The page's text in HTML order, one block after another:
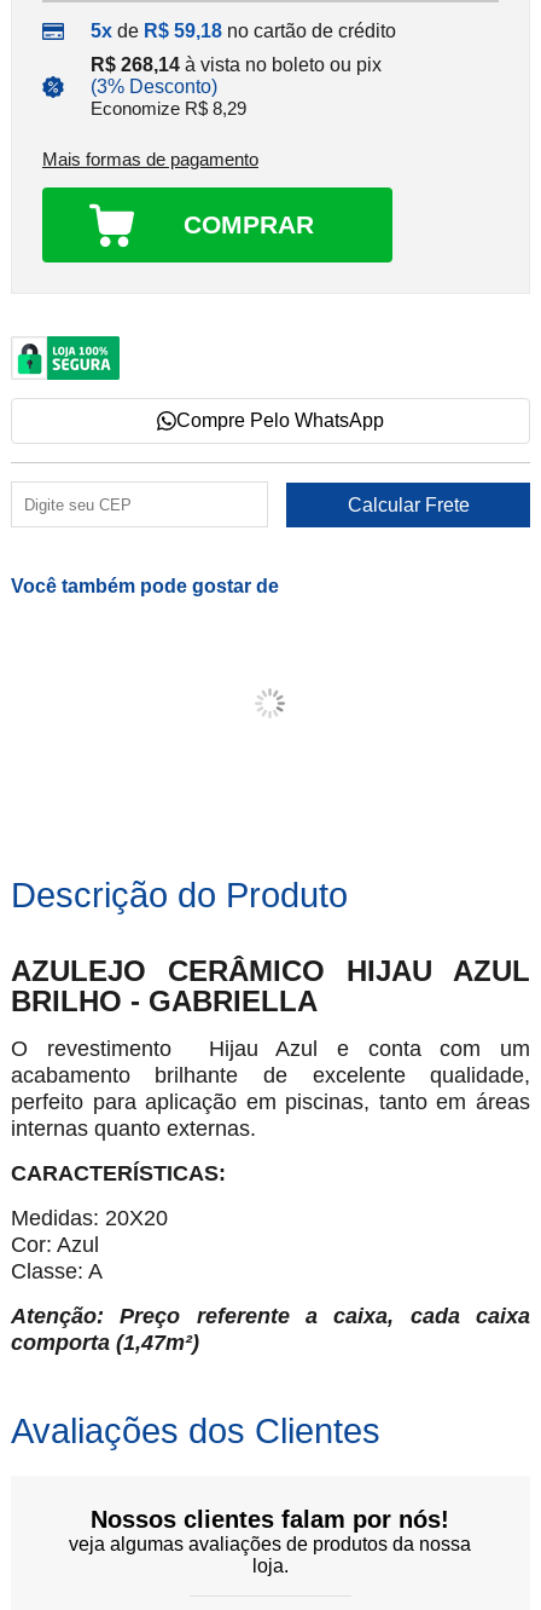
5xde R$ 59,18 no cartão de crédito
R$ 268,14 à vista no boleto ou pix
(3% Desconto)
Economize R$ 8,29
Mais formas de pagamento
COMPRAR
Compre Pelo WhatsApp
Você também pode gostar de
Descrição do Produto
AZULEJO CERÂMICO HIJAU AZUL
BRILHO - GABRIELLA
O revestimento Hijau Azul e conta com um
acabamento brilhante de excelente qualidade,
perfeito para aplicação em piscinas, tanto em áreas
internas quanto externas.
CARACTERÍSTICAS:
Medidas: 20X20
Cor: Azul
Classe: A
Atenção: Preço referente a caixa, cada caixa
comporta (1,47m²)
Avaliações dos Clientes
Nossos clientes falam por nós!
veja algumas avaliações de produtos da nossa
loja.